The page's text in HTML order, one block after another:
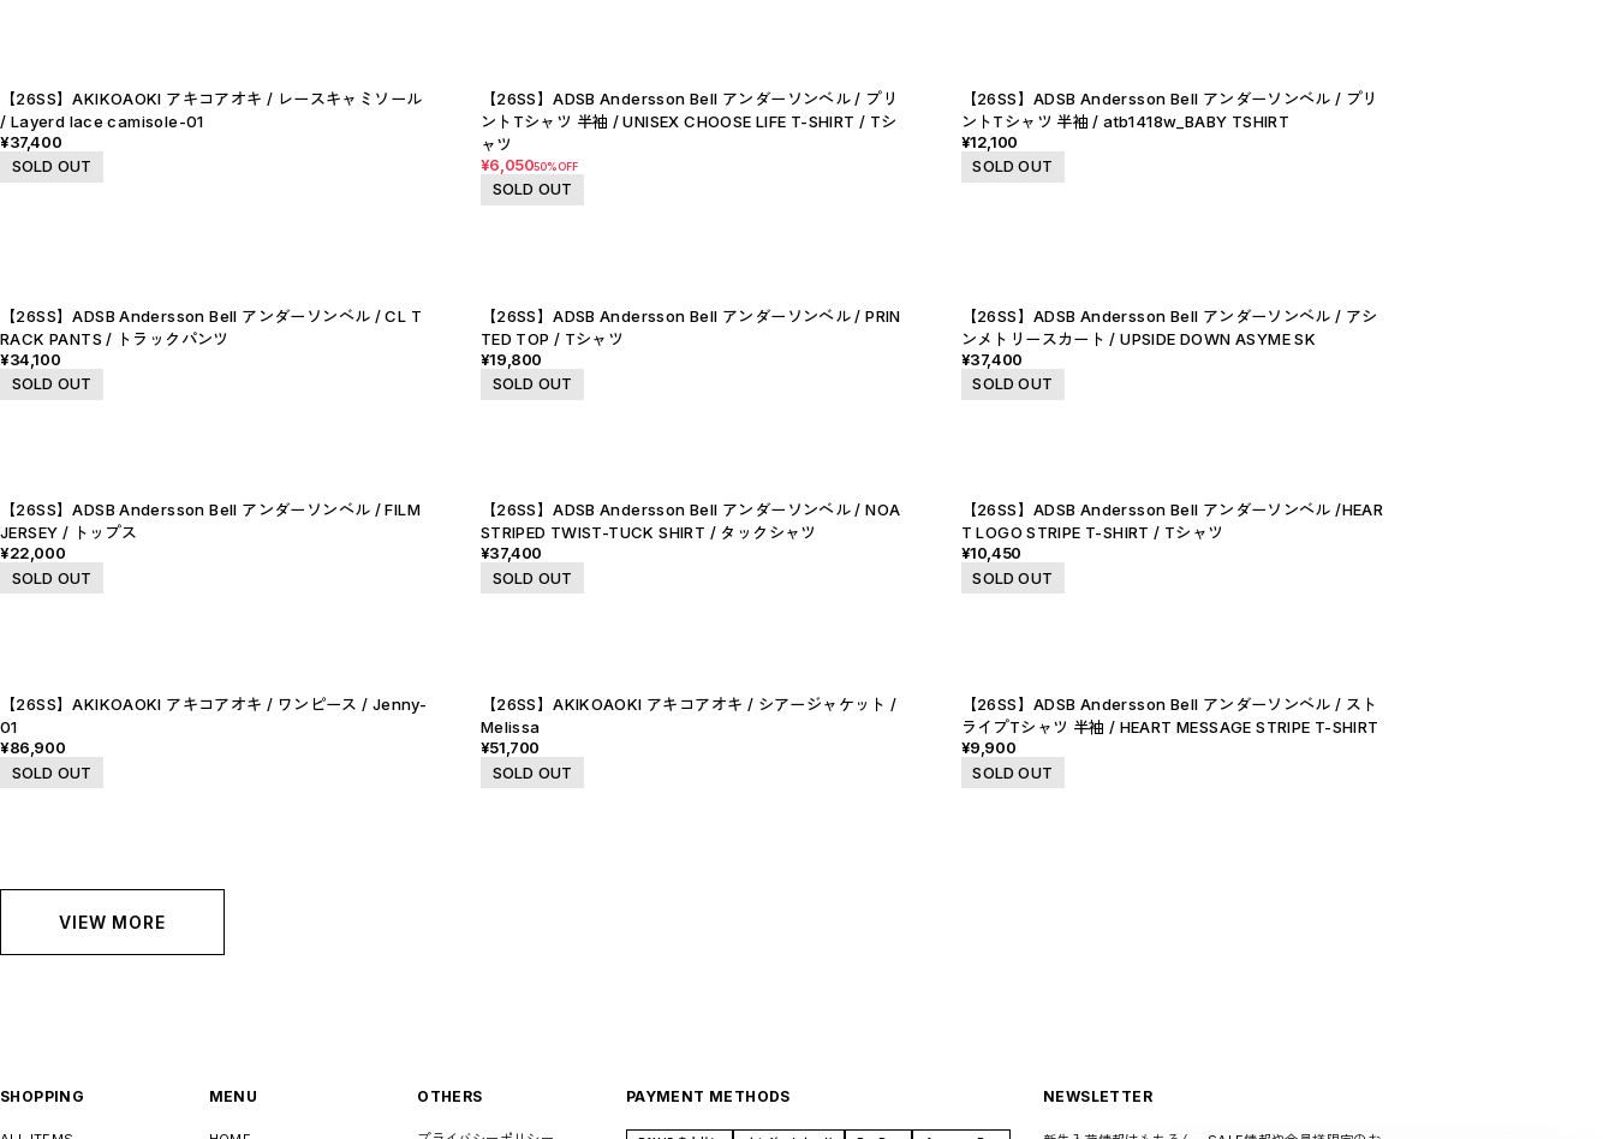
S
W
Y
【LADIES】ITEM LIST
HAT,CAP/ハット,キャップ
ACCESORY / ピアス,リング,ネックレス
BELT / ベルト
LINGERIE / ブラ,ショーツ
GOODS / スカーフ,フレグランス , 他...
HOME / 照明
HAT,CAP / ハット,キャップ
ACCESSORY / リング,ブレスレット
RESTOCK / 再入荷
【26SS】AKIKOAOKI アキコアオキ / レースキャミソール
/ Layerd lace camisole-01
¥37,400
SOLD OUT
【26SS】ADSB Andersson Bell アンダーソンベル / プリ
ントTシャツ 半袖 / UNISEX CHOOSE LIFE T-SHIRT / Tシ
ャツ
¥6,05050%OFF
SOLD OUT
【26SS】ADSB Andersson Bell アンダーソンベル / プリ
ントTシャツ 半袖 / atb1418w_BABY TSHIRT
¥12,100
SOLD OUT
【26SS】ADSB Andersson Bell アンダーソンベル / CL T
RACK PANTS / トラックパンツ
¥34,100
SOLD OUT
【26SS】ADSB Andersson Bell アンダーソンベル / PRIN
TED TOP / Tシャツ
¥19,800
SOLD OUT
【26SS】ADSB Andersson Bell アンダーソンベル / アシ
ンメトリースカート / UPSIDE DOWN ASYME SK
¥37,400
SOLD OUT
【26SS】ADSB Andersson Bell アンダーソンベル / FILM
JERSEY / トップス
¥22,000
SOLD OUT
【26SS】ADSB Andersson Bell アンダーソンベル / NOA
STRIPED TWIST-TUCK SHIRT / タックシャツ
¥37,400
SOLD OUT
【26SS】ADSB Andersson Bell アンダーソンベル /HEAR
T LOGO STRIPE T-SHIRT / Tシャツ
¥10,450
SOLD OUT
【26SS】AKIKOAOKI アキコアオキ / ワンピース / Jenny-
01
¥86,900
SOLD OUT
【26SS】AKIKOAOKI アキコアオキ / シアージャケット /
Melissa
¥51,700
SOLD OUT
【26SS】ADSB Andersson Bell アンダーソンベル / スト
ライプTシャツ 半袖 / HEART MESSAGE STRIPE T-SHIRT
¥9,900
SOLD OUT
VIEW MORE
SHOPPING MENU OTHERS PAYMENT METHODS NEWSLETTER